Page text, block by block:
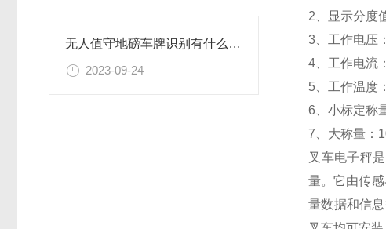
无人值守地磅车牌识别有什么功能
2023-09-24
2、显示分度
3、工作电压
4、工作电流
5、工作温度
6、小标定称
7、大称量：
叉车电子秤
量。它由传
量数据和信